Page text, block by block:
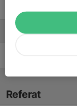
Ledare
Referat